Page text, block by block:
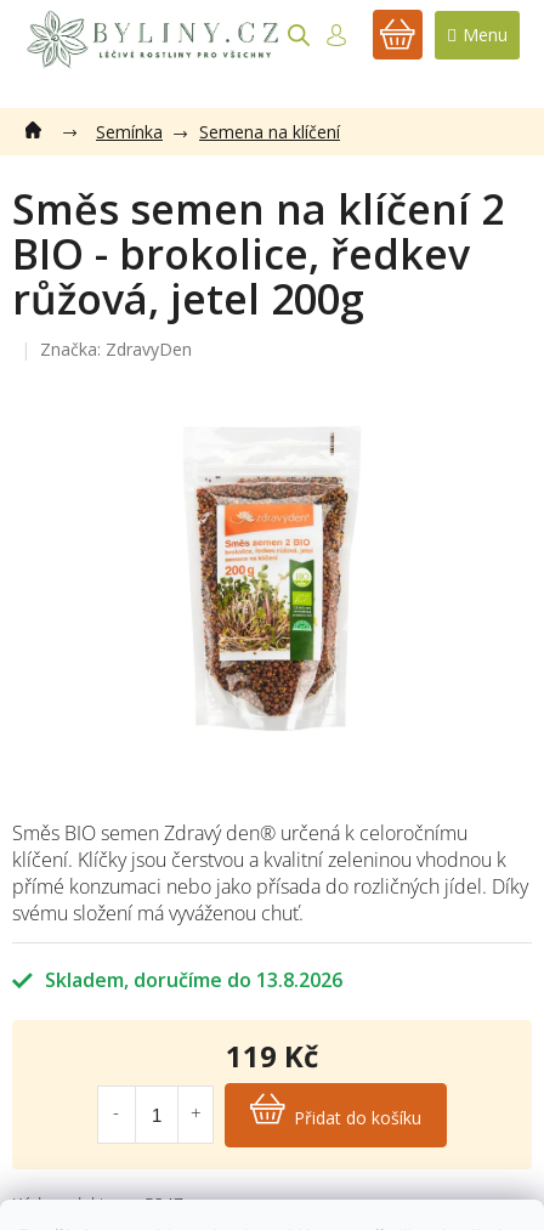
obsah
NÁKUPNÍ
Semínka Semena na klíčení
Směs semen na klíčení 2
BIO - brokolice, ředkev
růžová, jetel 200g
Značka: ZdravyDen
Skladem 13.8.2026
Směs BIO semen Zdravý den® určená k celoročnímu
klíčení. Klíčky jsou čerstvou a kvalitní zeleninou vhodnou k
přímé konzumaci nebo jako přísada do rozličných jídel. Díky
svému složení má vyváženou chuť.
Kód produktu:
5247
119 Kč
Měrná
cena:
Přidat do košíku